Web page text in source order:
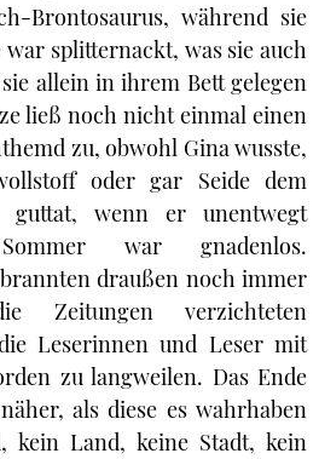
Brontosaurus, während sie
war splitternackt, was sie auch
allein in ihrem Bett gelegen
ließ noch nicht einmal einen
zu, obwohl Gina wusste,
oder gar Seide dem
guttat, wenn er unentwegt
war gnadenlos.
draußen noch immer
Zeitungen verzichteten
Leserinnen und Leser mit
zu langweilen. Das Ende
als diese es wahrhaben
kein Land, keine Stadt, kein